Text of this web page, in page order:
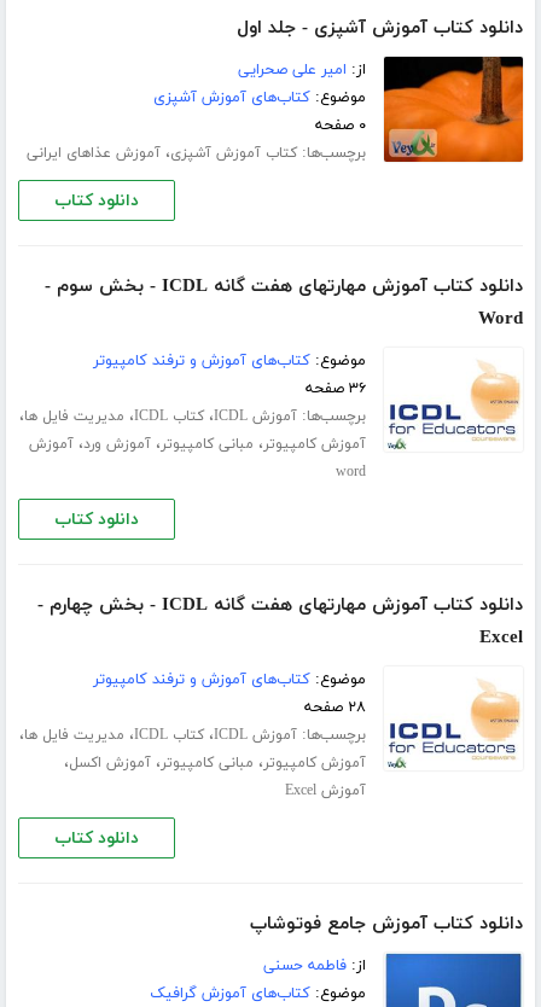
دانلود کتاب آموزش آشپزی - جلد اول
از: امیر علی صحرایی
موضوع:کتاب‌های آموزش آشپزی
۰ صفحه
برچسب‌ها:کتاب آموزش آشپزی،آموزش عذاهای ایرانی
دانلود کتاب
دانلود کتاب آموزش مهارتهای هفت گانه ICDL - بخش سوم -
Word
موضوع:کتاب‌های آموزش و ترفند کامپیوتر
۳۶ صفحه
برچسب‌ها:آموزش ICDL ،کتاب ICDL ، مدیریت فایل ها،
آموزش کامپیوتر، مبانی کامپیوتر،آموزش ورد،آموزش
word
دانلود کتاب
دانلود کتاب آموزش مهارتهای هفت گانه ICDL - بخش چهارم -
Excel
موضوع:کتاب‌های آموزش و ترفند کامپیوتر
۲۸ صفحه
برچسب‌ها:آموزش ICDL ،کتاب ICDL ، مدیریت فایل ها،
آموزش کامپیوتر، مبانی کامپیوتر،آموزش اکسل،
آموزش Excel
دانلود کتاب
دانلود کتاب آموزش جامع فوتوشاپ
از:فاطمه حسنی
موضوع:کتاب‌های آموزش گرافیک